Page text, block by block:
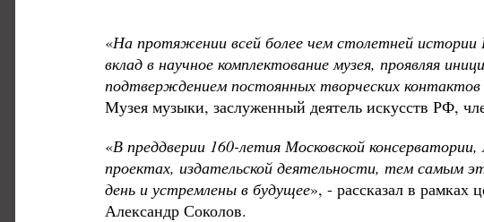
«На протяжении всей более чем столетней истории
вклад в научное комплектование музея, проявляя
подтверждением постоянных творческих
Музея музыки, заслуженный деятель искусств РФ,
«В преддверии 160-летия Московской
проектах, издательской деятельности, тем самым
день и устремлены в будущее», - рассказал в рамках
Александр Соколов.